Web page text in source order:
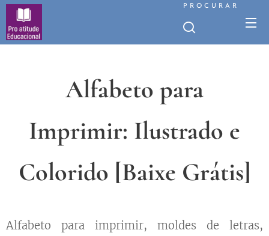
PROCURAR
Alfabeto para
Imprimir: Ilustrado e
Colorido [Baixe Grátis]
Alfabeto para imprimir, moldes de letras,